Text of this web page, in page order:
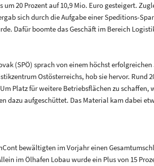
20 Prozent auf 10,9 Mio. Euro gesteigert.
sich durch die Aufgabe einer Speditions-
Dafür boomte das Geschäft im Bereich
(SPÖ) sprach von einem höchst
Ostösterreichs, hob sie hervor. Rund
Platz für weitere Betriebsflächen zu schaffen,
dazu aufgeschüttet. Das Material kam dabei
bewältigten im Vorjahr einen
im Ölhafen Lobau wurde ein Plus von 15